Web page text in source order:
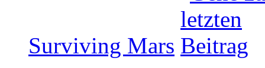
Surviving Mars